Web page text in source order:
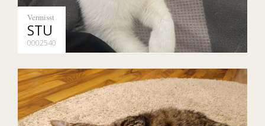
Vermisst
STU
0002540